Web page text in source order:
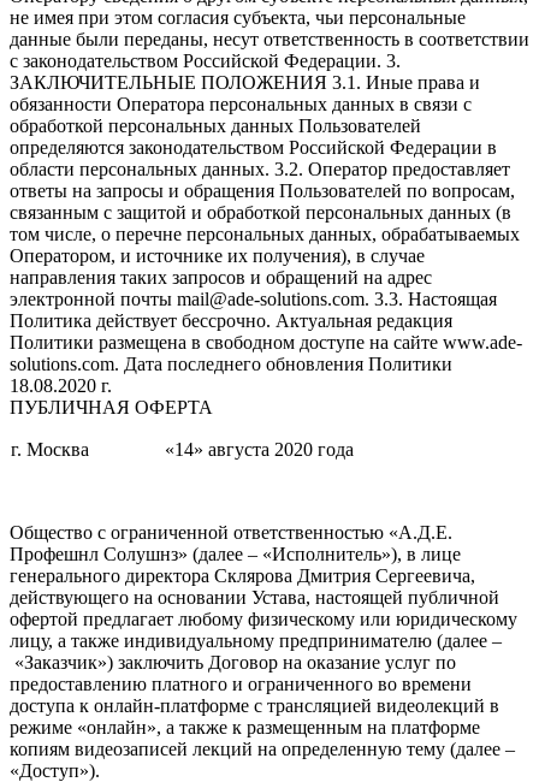
не имея при этом согласия субъекта, чьи персональные
данные были переданы, несут ответственность в соответствии
с законодательством Российской Федерации. 3.
ЗАКЛЮЧИТЕЛЬНЫЕ ПОЛОЖЕНИЯ 3.1. Иные права и
обязанности Оператора персональных данных в связи с
обработкой персональных данных Пользователей
определяются законодательством Российской Федерации в
области персональных данных. 3.2. Оператор предоставляет
ответы на запросы и обращения Пользователей по вопросам,
связанным с защитой и обработкой персональных данных (в
том числе, о перечне персональных данных, обрабатываемых
Оператором, и источнике их получения), в случае
направления таких запросов и обращений на адрес
электронной почты mail@ade-solutions.com. 3.3. Настоящая
Политика действует бессрочно. Актуальная редакция
Политики размещена в свободном доступе на сайте www.ade-
solutions.com. Дата последнего обновления Политики
18.08.2020 г.
ПУБЛИЧНАЯ ОФЕРТА
г. Москва «14» августа 2020 года
Общество с ограниченной ответственностью «А.Д.Е.
Профешнл Солушнз» (далее – «Исполнитель»), в лице
генерального директора Склярова Дмитрия Сергеевича,
действующего на основании Устава, настоящей публичной
офертой предлагает любому физическому или юридическому
лицу, а также индивидуальному предпринимателю (далее –
«Заказчик») заключить Договор на оказание услуг по
предоставлению платного и ограниченного во времени
доступа к онлайн-платформе с трансляцией видеолекций в
режиме «онлайн», а также к размещенным на платформе
копиям видеозаписей лекций на определенную тему (далее –
«Доступ»).